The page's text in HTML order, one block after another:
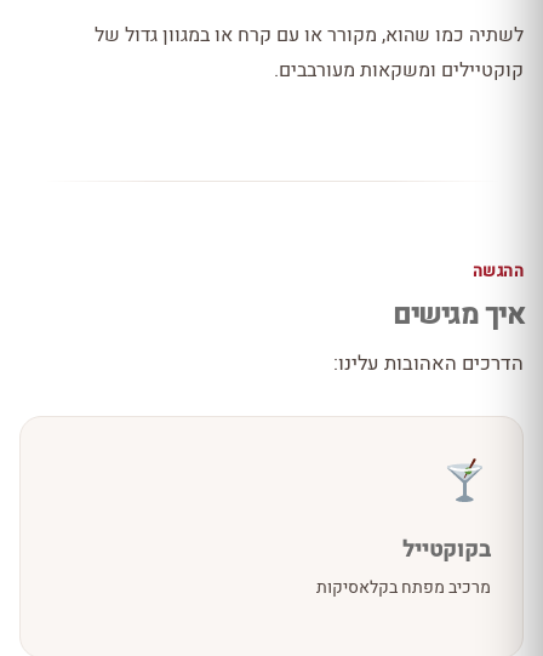
לשתיה כמו שהוא, מקורר או עם קרח או במגוון גדול של
קוקטיילים ומשקאות מעורבבים.
ההגשה
איך מגישים
הדרכים האהובות עלינו:
בקוקטייל
מרכיב מפתח בקלאסיקות